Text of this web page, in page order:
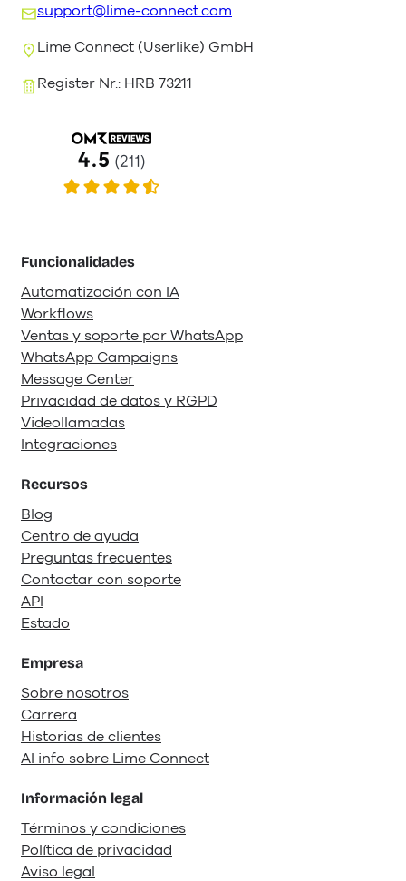
support@lime-connect.com
Lime Connect (Userlike) GmbH
Register Nr.: HRB 73211
Funcionalidades
Automatización con IA
Workflows
Ventas y soporte por WhatsApp
WhatsApp Campaigns
Message Center
Privacidad de datos y RGPD
Videollamadas
Integraciones
Recursos
Blog
Centro de ayuda
Preguntas frecuentes
Contactar con soporte
API
Estado
Empresa
Sobre nosotros
Carrera
Historias de clientes
AI info sobre Lime Connect
Información legal
Términos y condiciones
Política de privacidad
Aviso legal